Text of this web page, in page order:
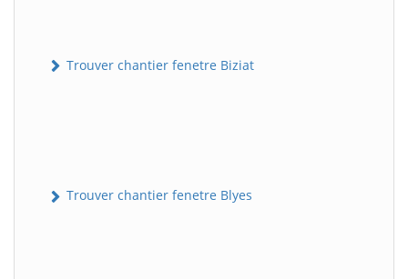
Trouver chantier fenetre Biziat
Trouver chantier fenetre Blyes